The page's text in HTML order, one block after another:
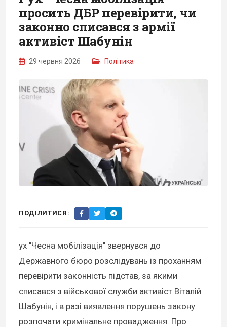
просить ДБР перевірити, чи
законно списався з армії
активіст Шабунін
29 червня 2026 Політика
ПОДІЛИТИСЯ:
ух "Чесна мобілізація" звернувся до
Державного бюро розслідувань із проханням
перевірити законність підстав, за якими
списався з військової служби активіст Віталій
Шабунін, і в разі виявлення порушень закону
розпочати кримінальне провадження. Про